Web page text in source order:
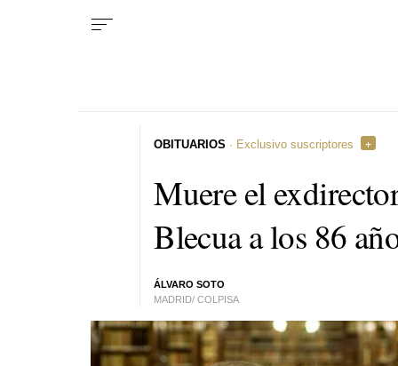
Muere el
Blecua a los 86
ÁLVARO SOTO
MADRID/ COLPISA
OBITUARIOS · Exclusivo suscriptores